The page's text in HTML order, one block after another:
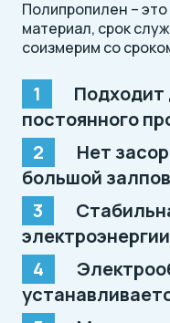
Полипропилен –
материал, срок
соизмерим со
Подходит
постоянного
Нет
большой